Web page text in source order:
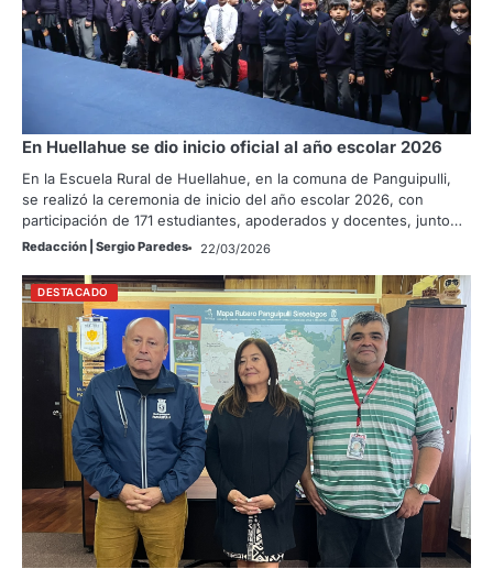
En Huellahue se dio inicio oficial al año escolar 2026
En la Escuela Rural de Huellahue, en la comuna de Panguipulli,
se realizó la ceremonia de inicio del año escolar 2026, con
participación de 171 estudiantes, apoderados y docentes, junto…
Redacción | Sergio Paredes 22/03/2026
DESTACADO